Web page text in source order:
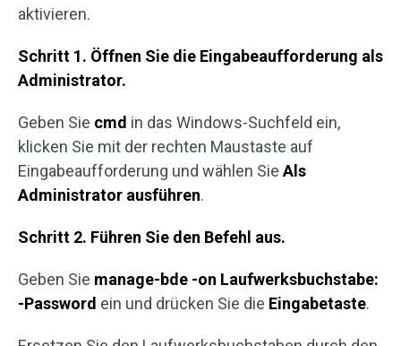
aktivieren.
Schritt 1. Öffnen Sie die Eingabeaufforderung als
Administrator.
Geben Sie cmd in das Windows-Suchfeld ein,
klicken Sie mit der rechten Maustaste auf
Eingabeaufforderung und wählen Sie Als
Administrator ausführen.
Schritt 2. Führen Sie den Befehl aus.
Geben Sie manage-bde -on Laufwerksbuchstabe:
-Password ein und drücken Sie die Eingabetaste.